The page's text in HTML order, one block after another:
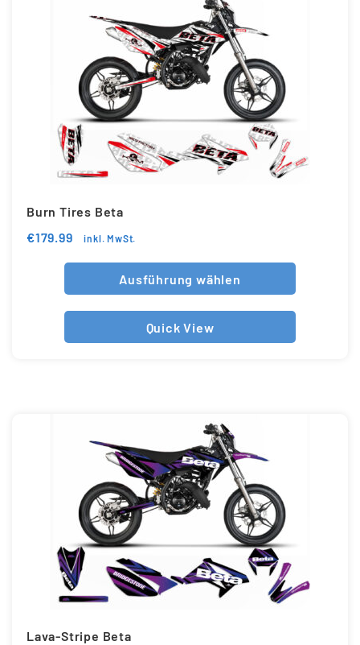
Burn Tires Beta
€179.99 inkl. MwSt.
Ausführung wählen
Quick View
Lava-Stripe Beta